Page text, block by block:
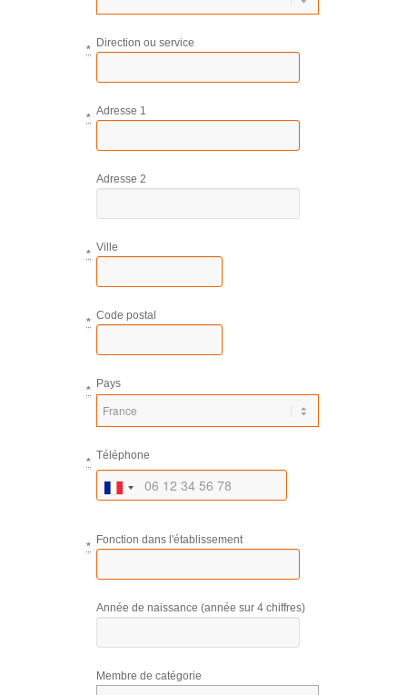
Direction ou service
*
Adresse 1
*
Adresse 2
Ville
*
Code postal
*
Pays
*
Téléphone
*
Fonction dans l'établissement
*
Année de naissance (année sur 4 chiffres)
Membre de catégorie